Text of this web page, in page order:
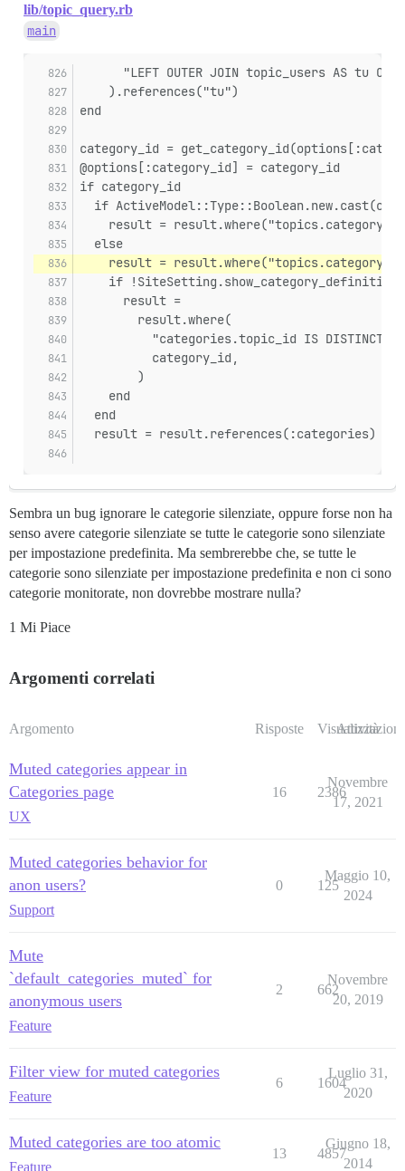
lib/topic_query.rb
main
"LEFT OUTER JOIN topic_users AS tu ON
    ).references("tu")
end
category_id =
@options[:category_id] = category_id
if category_id
if
result =
  else
result =
if
      result =
        result.where(
"categories.topic_id IS DISTINCT
          category_id,
        )
    end
  end
  result = result.references(:categories)
Sembra un bug ignorare le categorie silenziate, oppure forse non ha
senso avere categorie silenziate se tutte le categorie sono silenziate
per impostazione predefinita. Ma sembrerebbe che, se tutte le
categorie sono silenziate per impostazione predefinita e non ci sono
categorie monitorate, non dovrebbe mostrare nulla?
1 Mi Piace
Argomenti correlati
Argomento Risposte Visualizzazioni
Attività
Muted categories appear in
Categories page
UX
16 2386
Novembre
17, 2021
Muted categories behavior for
anon users?
Support
0 125
Maggio 10,
2024
Mute
`default_categories_muted` for
anonymous users
Feature
2 662
Novembre
20, 2019
Filter view for muted categories
Feature
6 1604
Luglio 31,
2020
Muted categories are too atomic
Feature
13 4857
Giugno 18,
2014